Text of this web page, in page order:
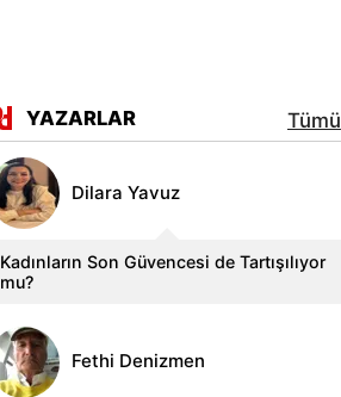
YAZARLAR Tümü
Dilara Yavuz
Kadınların Son Güvencesi de Tartışılıyor
mu?
Fethi Denizmen